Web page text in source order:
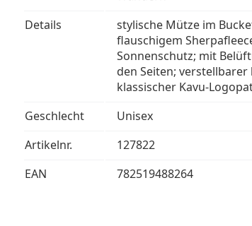
Details
stylische Mütze im
flauschigem
Sonnenschutz; mit
den Seiten;
klassischer Kavu-
Geschlecht
Unisex
Artikelnr.
127822
EAN
782519488264